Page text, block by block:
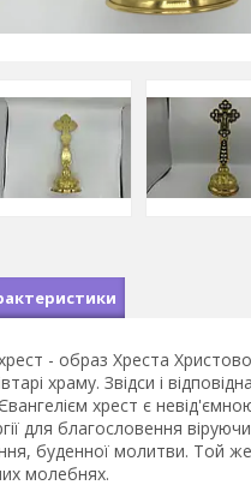
- образ Хреста
храму. Звідси і
хрест є
для благословення
буденної молитви. Той
молебнях.